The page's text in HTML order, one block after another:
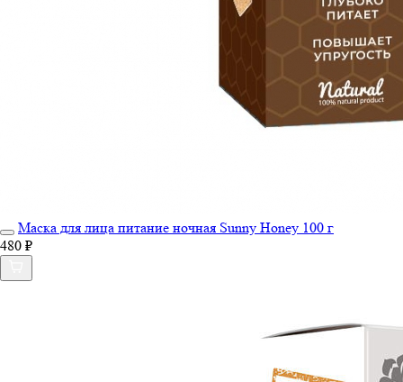
Маска для лица питание ночная Sunny Honey 100 г
480 ₽